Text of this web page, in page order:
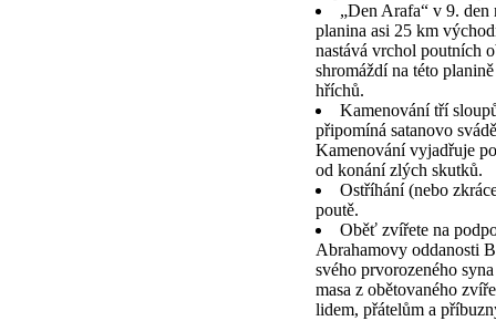
„Den Arafa“ v 9. den
planina asi 25 km
nastává vrchol poutních
shromáždí na této
hříchů.
Kamenování tří
připomíná satanovo
Kamenování vyjadřuje
od konání zlých skutků.
Ostříhání (nebo
poutě.
Oběť zvířete na
Abrahamovy oddanosti
svého prvorozeného
masa z obětovaného
lidem, přátelům a